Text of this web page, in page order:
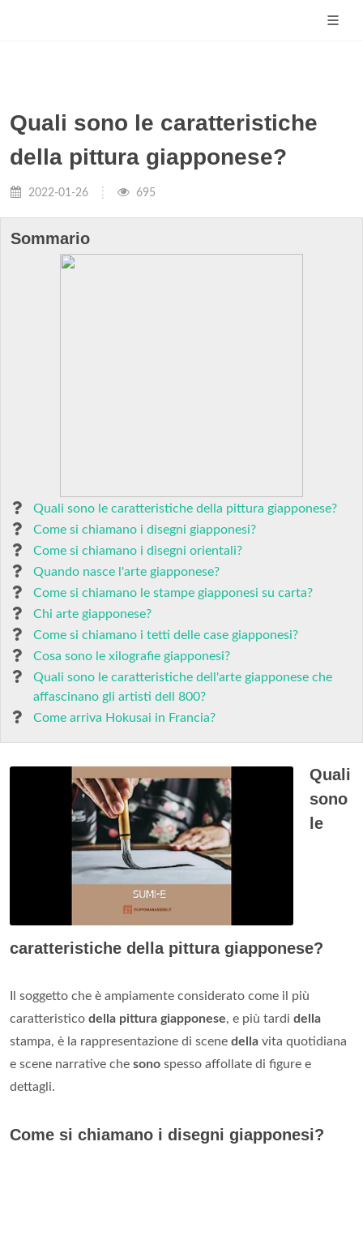
Quali sono le caratteristiche
della pittura giapponese?
2022-01-26 695
Sommario
Quali sono le caratteristiche della pittura giapponese?
Come si chiamano i disegni giapponesi?
Come si chiamano i disegni orientali?
Quando nasce l'arte giapponese?
Come si chiamano le stampe giapponesi su carta?
Chi arte giapponese?
Come si chiamano i tetti delle case giapponesi?
Cosa sono le xilografie giapponesi?
Quali sono le caratteristiche dell'arte giapponese che
affascinano gli artisti dell 800?
Come arriva Hokusai in Francia?
Quali
sono
le
caratteristiche della pittura giapponese?
Il soggetto che è ampiamente considerato come il più
caratteristico della pittura giapponese, e più tardi della
stampa, è la rappresentazione di scene della vita quotidiana
e scene narrative che sono spesso affollate di figure e
dettagli.
Come si chiamano i disegni giapponesi?